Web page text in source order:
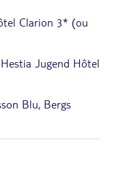
Clarion 3* (ou
Jugend Hôtel
Blu, Bergs